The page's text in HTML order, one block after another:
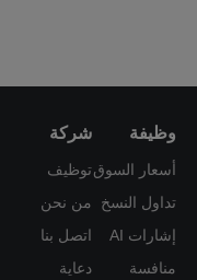
وظيفة
أسعار السوق
تداول النسخ
إشارات AI
منافسة
شركة
توظيف
من نحن
اتصل بنا
دعاية